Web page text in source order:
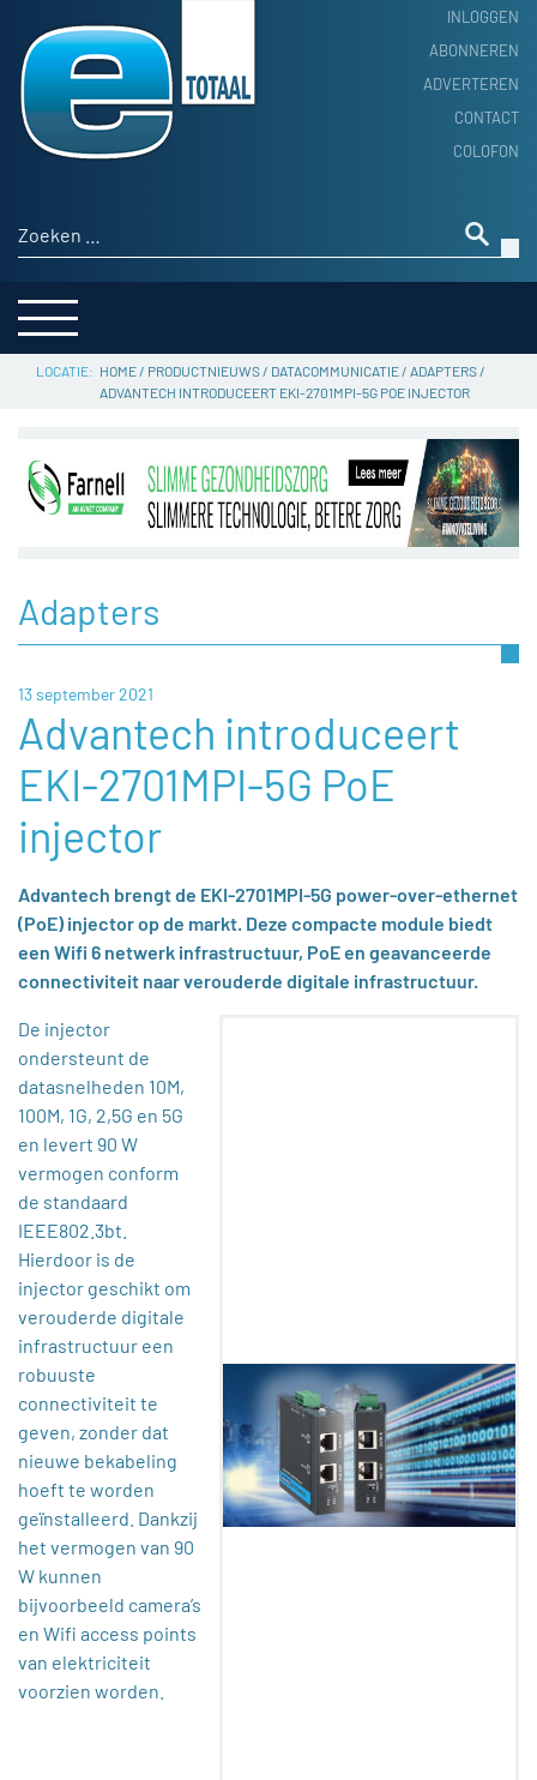
INLOGGEN
ABONNEREN
ADVERTEREN
CONTACT
COLOFON
Zoeken naar:
HOME
PRODUCTNIEUWS
ACHTERGROND
THEMA’S
SERVICE
HOME/ PRODUCTNIEUWS/ DATACOMMUNICATIE/ ADAPTERS/
ADVANTECH INTRODUCEERT EKI-2701MPI-5G POE INJECTOR
Adapters
13 september 2021
Advantech introduceert
EKI-2701MPI-5G PoE
injector
Advantech brengt de EKI-2701MPI-5G power-over-ethernet
(PoE) injector op de markt. Deze compacte module biedt
een Wifi 6 netwerk infrastructuur, PoE en geavanceerde
connectiviteit naar verouderde digitale infrastructuur.
De injector
ondersteunt de
datasnelheden 10M,
100M, 1G, 2,5G en 5G
en levert 90 W
vermogen conform
de standaard
IEEE802.3bt.
Hierdoor is de
injector geschikt om
verouderde digitale
infrastructuur een
robuuste
connectiviteit te
geven, zonder dat
nieuwe bekabeling
hoeft te worden
geïnstalleerd. Dankzij
het vermogen van 90
W kunnen
bijvoorbeeld camera’s
en Wifi access points
van elektriciteit
voorzien worden.